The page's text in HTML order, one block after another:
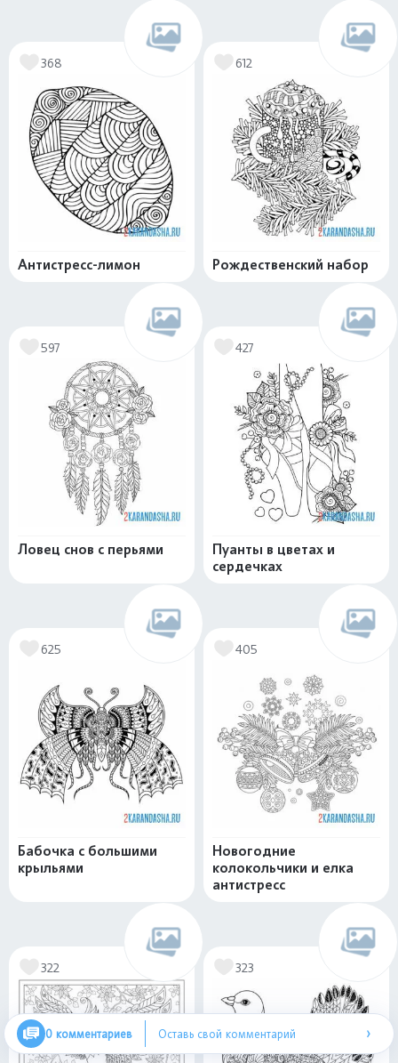
368
Антистресс-лимон
612
Рождественский набор
597
Ловец снов с перьями
427
Пуанты в цветах и
сердечках
625
Бабочка с большими
крыльями
405
Новогодние
колокольчики и елка
антистресс
322 323
0 комментариев Оставь свой комментарий ›